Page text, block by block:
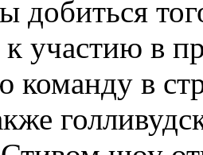
добиться
к участию в
команду в